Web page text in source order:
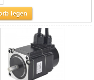
legen